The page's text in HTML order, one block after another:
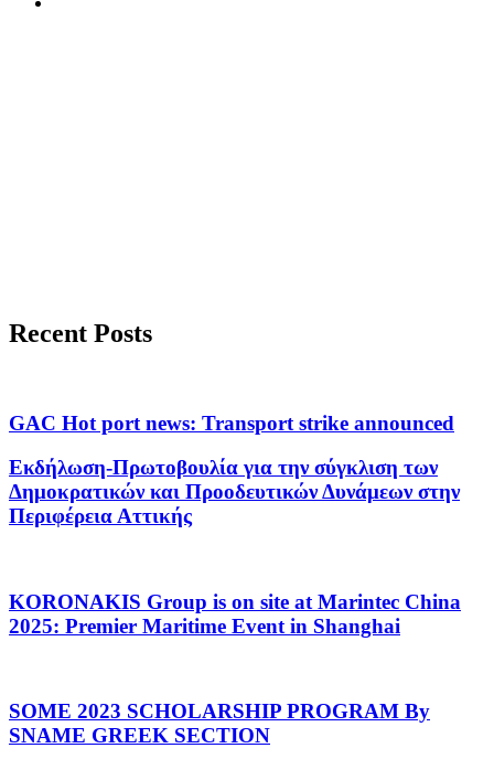
Recent Posts
GAC Hot port news: Transport strike announced
Εκδήλωση-Πρωτοβουλία για την σύγκλιση των
Δημοκρατικών και Προοδευτικών Δυνάμεων στην
Περιφέρεια Αττικής
KORONAKIS Group is on site at Marintec China
2025: Premier Maritime Event in Shanghai
SOME 2023 SCHOLARSHIP PROGRAM By
SNAME GREEK SECTION